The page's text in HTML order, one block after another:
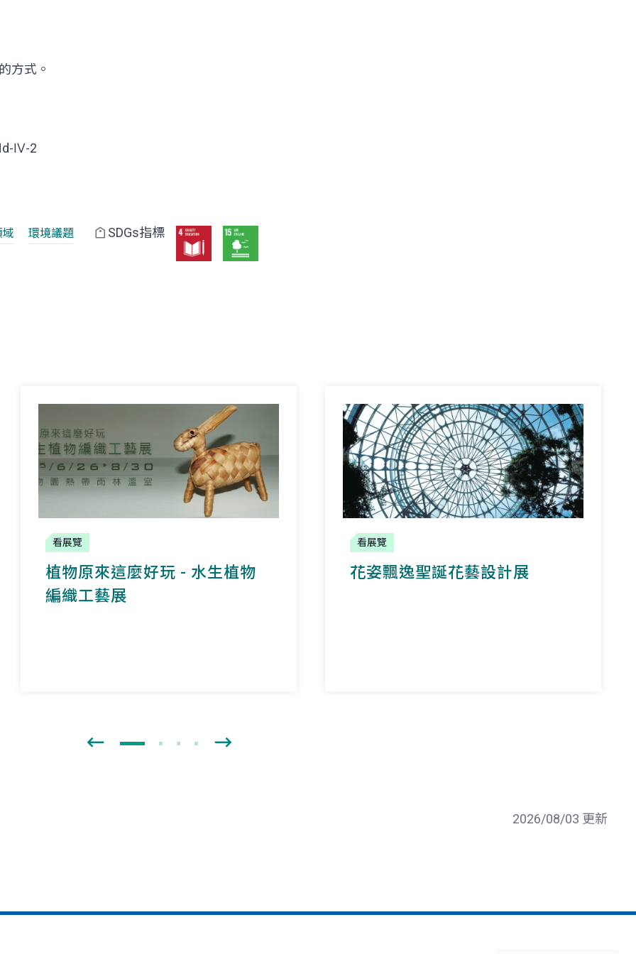
方式。
Ⅳ-2
環境議題 SDGs指標
看展覽
植物原來這麼好玩 - 水生植物
編織工藝展
看展覽
花姿飄逸聖誕花藝設計展
2026/08/03 更新